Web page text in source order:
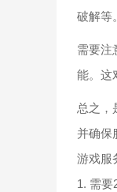
破解等
需要注
能。这
总之，
并确保
游戏服
1. 需要